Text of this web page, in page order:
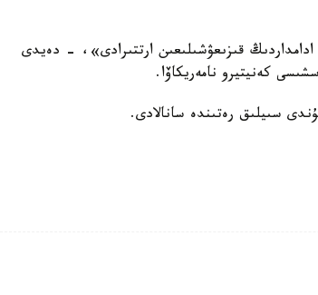
قىزىعۋشىلىعىن ارتتىرادى»، - دەيدى
كەنيتيرو نامەريكاۆا.
سىيلىق رەتىندە سانالادى.